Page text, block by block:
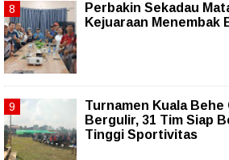
Perbakin Sekadau
Kejuaraan Menembak
Turnamen Kuala Behe
Bergulir, 31 Tim Siap
Tinggi Sportivitas